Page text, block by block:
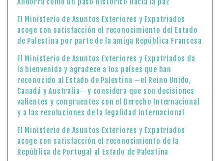
El Ministerio de Asuntos Exteriores y Expatriados
acoge con satisfacción el reconocimiento del Estado
de Palestina por parte de la amiga República Francesa
El Ministerio de Asuntos Exteriores y Expatriados da
la bienvenida y agradece a los países que han
reconocido al Estado de Palestina —el Reino Unido,
Canadá y Australia— y considera que son decisiones
valientes y congruentes con el Derecho Internacional
y a las resoluciones de la legalidad internacional
El Ministerio de Asuntos Exteriores y Expatriados
acoge con satisfacción el reconocimiento de la
República de Portugal al Estado de Palestina